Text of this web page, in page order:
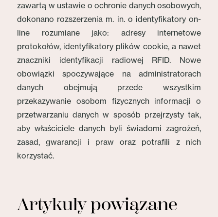
zawartą w ustawie o ochronie danych osobowych,
dokonano rozszerzenia m. in. o identyfikatory on-
line rozumiane jako: adresy internetowe
protokołów, identyfikatory plików cookie, a nawet
znaczniki identyfikacji radiowej RFID. Nowe
obowiązki spoczywające na administratorach
danych obejmują przede wszystkim
przekazywanie osobom fizycznych informacji o
przetwarzaniu danych w sposób przejrzysty tak,
aby właściciele danych byli świadomi zagrożeń,
zasad, gwarancji i praw oraz potrafili z nich
korzystać.
Artykuły powiązane